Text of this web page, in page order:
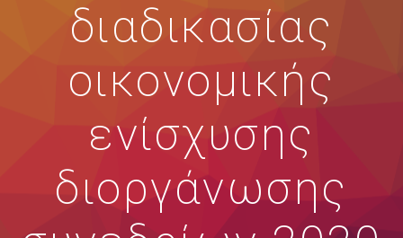
διαδικασίας
οικονομικής
ενίσχυσης
διοργάνωσης